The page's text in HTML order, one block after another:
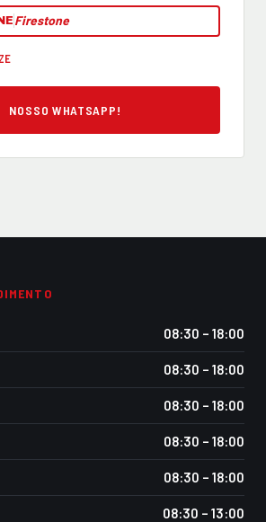
Firestone
NOSSO WHATSAPP!
08:30 – 18:00
08:30 – 18:00
08:30 – 18:00
08:30 – 18:00
08:30 – 18:00
08:30 – 13:00